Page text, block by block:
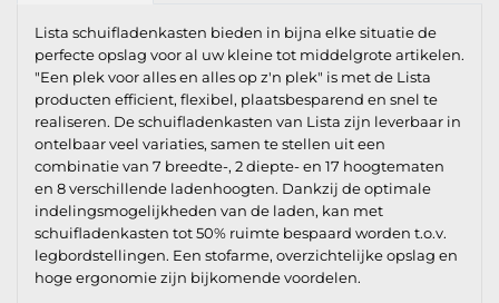
Lista schuifladenkasten bieden in bijna elke situatie de
perfecte opslag voor al uw kleine tot middelgrote artikelen.
"Een plek voor alles en alles op z'n plek" is met de Lista
producten efficient, flexibel, plaatsbesparend en snel te
realiseren. De schuifladenkasten van Lista zijn leverbaar in
ontelbaar veel variaties, samen te stellen uit een
combinatie van 7 breedte-, 2 diepte- en 17 hoogtematen
en 8 verschillende ladenhoogten. Dankzij de optimale
indelingsmogelijkheden van de laden, kan met
schuifladenkasten tot 50% ruimte bespaard worden t.o.v.
legbordstellingen. Een stofarme, overzichtelijke opslag en
hoge ergonomie zijn bijkomende voordelen.